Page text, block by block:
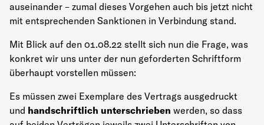
auseinander – zumal dieses Vorgehen auch bis jetzt nicht
mit entsprechenden Sanktionen in Verbindung stand.
Mit Blick auf den 01.08.22 stellt sich nun die Frage, was
konkret wir uns unter der nun geforderten Schriftform
überhaupt vorstellen müssen:
Es müssen zwei Exemplare des Vertrags ausgedruckt
und handschriftlich unterschrieben werden, so dass